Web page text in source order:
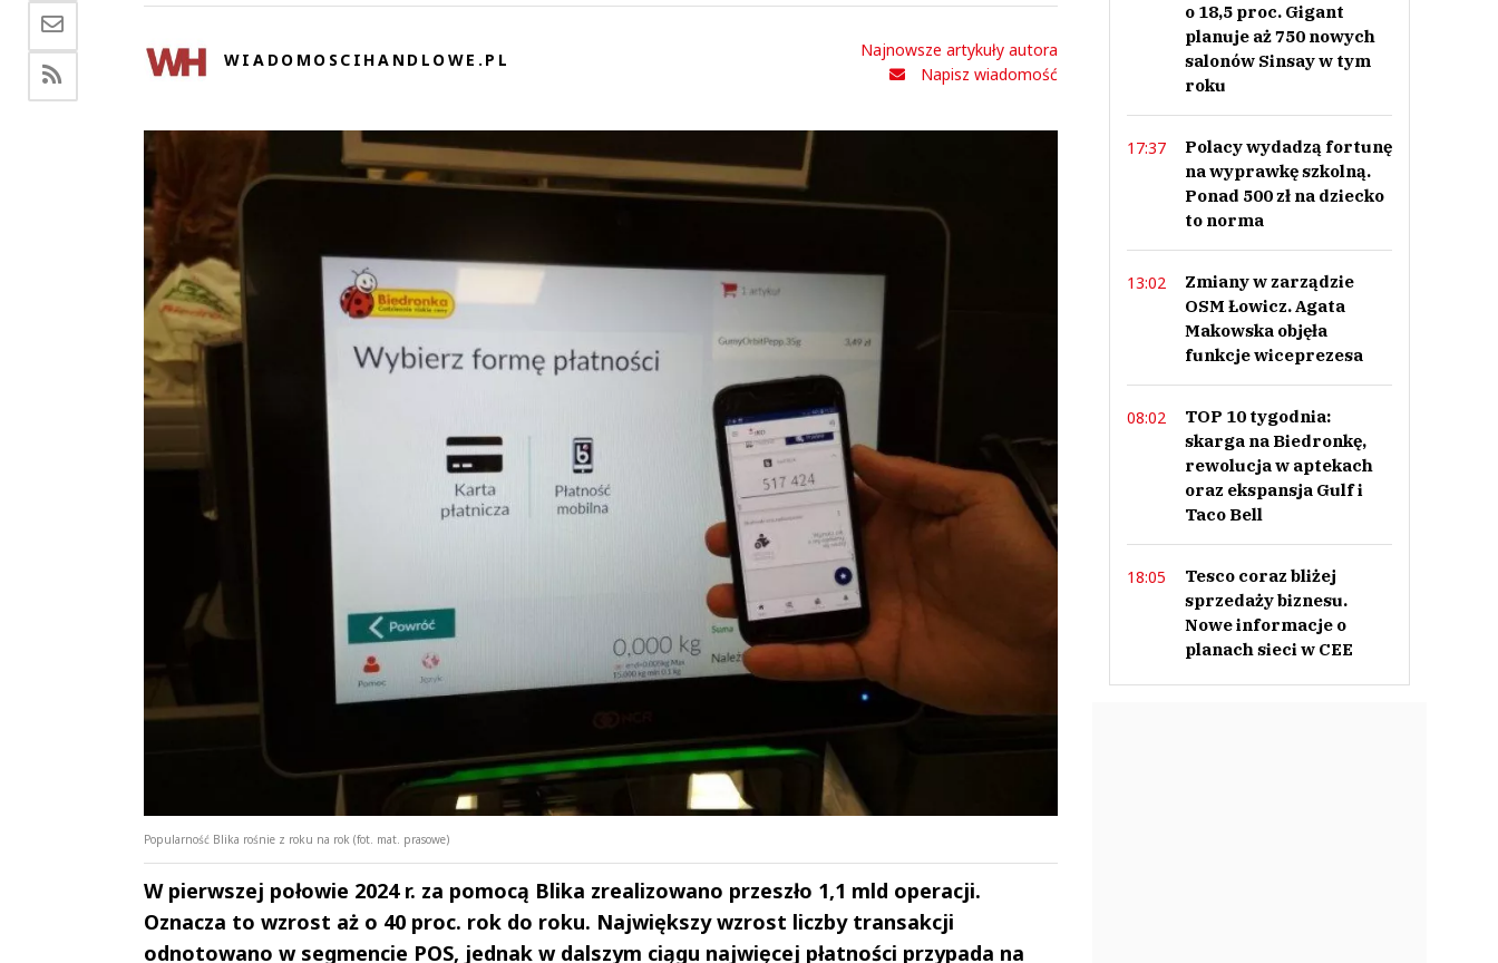
WIADOMOSCIHANDLOWE.PL
Najnowsze artykuły autora
Napisz wiadomość
Popularność Blika rośnie z roku na rok (fot. mat. prasowe)
W pierwszej połowie 2024 r. za pomocą Blika zrealizowano przeszło 1,1 mld operacji.
Oznacza to wzrost aż o 40 proc. rok do roku. Największy wzrost liczby transakcji
odnotowano w segmencie POS, jednak w dalszym ciągu najwięcej płatności przypada na
o 18,5 proc. Gigant
planuje aż 750 nowych
salonów Sinsay w tym
roku
17:37
Polacy wydadzą fortunę
na wyprawkę szkolną.
Ponad 500 zł na dziecko
to norma
13:02
Zmiany w zarządzie
OSM Łowicz. Agata
Makowska objęła
funkcje wiceprezesa
08:02
TOP 10 tygodnia:
skarga na Biedronkę,
rewolucja w aptekach
oraz ekspansja Gulf i
Taco Bell
18:05
Tesco coraz bliżej
sprzedaży biznesu.
Nowe informacje o
planach sieci w CEE